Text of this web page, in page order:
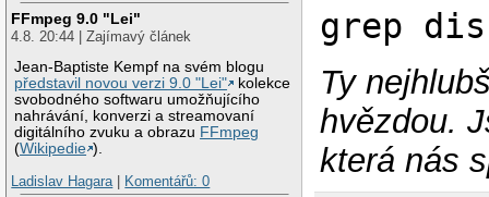
FFmpeg 9.0 "Lei"
4.8. 20:44 | Zajímavý článek
Jean-Baptiste Kempf na svém blogu
představil novou verzi 9.0 "Lei"
kolekce
svobodného softwaru umožňujícího
nahrávání, konverzi a streamovaní
digitálního zvuku a obrazu FFmpeg
(Wikipedie ).
Ladislav Hagara| Komentářů: 0
grep
Ty
hvězdou.
která nás